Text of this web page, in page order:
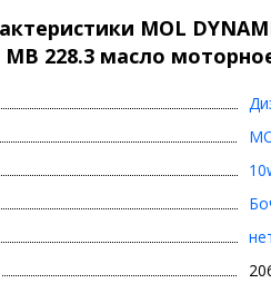
MOL
MB 228.3 масло